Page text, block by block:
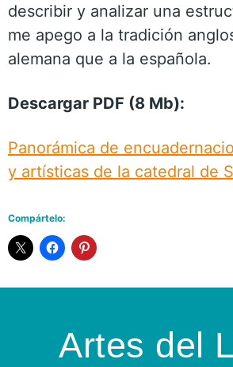
describir y analizar una
me apego a la tradición
alemana que a la española.
Descargar PDF (8 Mb):
Panorámica de
y artísticas de la catedral de
Compártelo:
Artes del